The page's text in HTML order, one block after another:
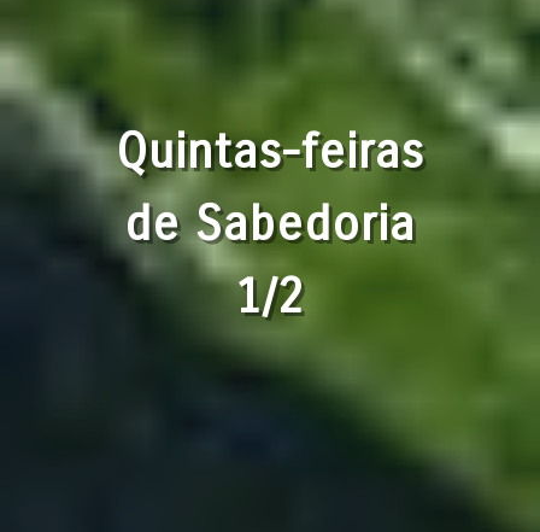
Quintas-feiras
de Sabedoria
1/2